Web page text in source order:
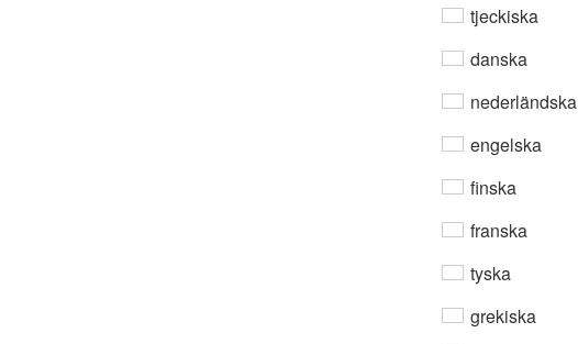
tjeckiska
danska
nederländska
engelska
finska
franska
tyska
grekiska